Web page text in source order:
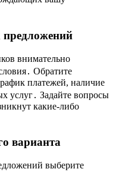
внимательно
Обратите
платежей, наличие
услуг․ Задайте вопросы
какие-либо
варианта
выберите